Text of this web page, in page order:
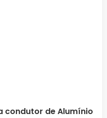
condutor de Alumínio